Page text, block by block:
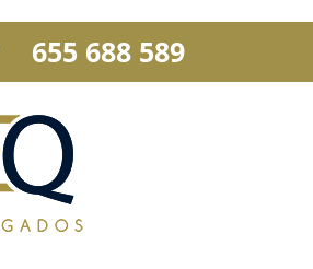
655 688 589